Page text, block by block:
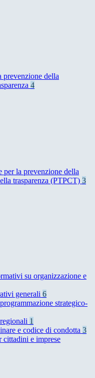
prevenzione della
4
per la prevenzione della
trasparenza (PTPCT) 3
su organizzazione e
generali 6
strategico-
1
e codice di condotta 3
e imprese